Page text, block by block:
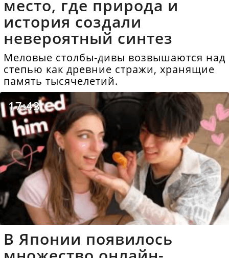
место, где природа и
история создали
невероятный синтез
Меловые столбы-дивы возвышаются над
степью как древние стражи, хранящие
память тысячелетий.
17:43
В Японии появилось